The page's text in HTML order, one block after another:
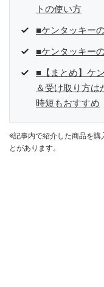
トの使い方
■ケンタッキー
■ケンタッキー
■【まとめ】ケ
＆受け取り方
時短もおすすめ
※記事内で紹介した商品を購
とがあります。